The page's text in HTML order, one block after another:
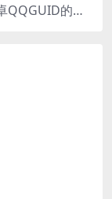
QQ安卓提GUID：高效提取常用安卓QQGUID的新工具